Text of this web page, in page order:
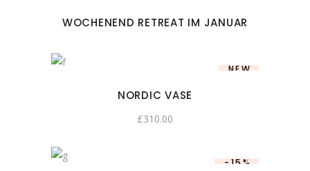
WOCHENEND RETREAT IM JANUAR
NEW
NORDIC VASE
£310.00
-15%